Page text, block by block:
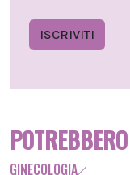
ISCRIVITI
GINECOLOGIA